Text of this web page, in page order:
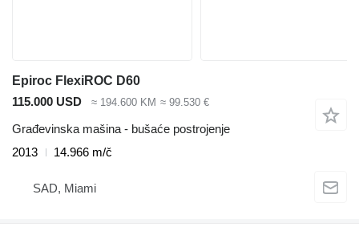
Epiroc FlexiROC D60
115.000 USD
≈ 194.600 KM ≈ 99.530 €
Građevinska mašina - bušaće postrojenje
2013
14.966 m/č
SAD, Miami